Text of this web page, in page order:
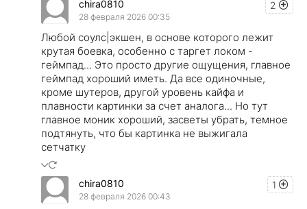
2
chira0810
28 февраля 2026 00:35
Любой соулс|экшен, в основе которого лежит
крутая боевка, особенно с таргет локом -
геймпад... Это просто другие ощущения, главное
геймпад хороший иметь. Да все одиночные,
кроме шутеров, другой уровень кайфа и
плавности картинки за счет аналога... Но тут
главное моник хороший, засветы убрать, темное
подтянуть, что бы картинка не выжигала
сетчатку
1
chira0810
28 февраля 2026 00:43